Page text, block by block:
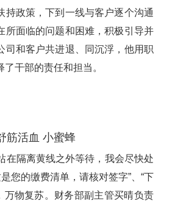
持政策，下到一线与客户逐个沟通
所面临的问题和困难，积极引导并
司和客户共进退、同沉浮，他用职
干部的责任和担当。
筋活血 小蜜蜂
隔离黄线之外等待，我会尽快处
您的缴费清单，请核对签字”、“下
万物复苏。财务部副主管买晴负责